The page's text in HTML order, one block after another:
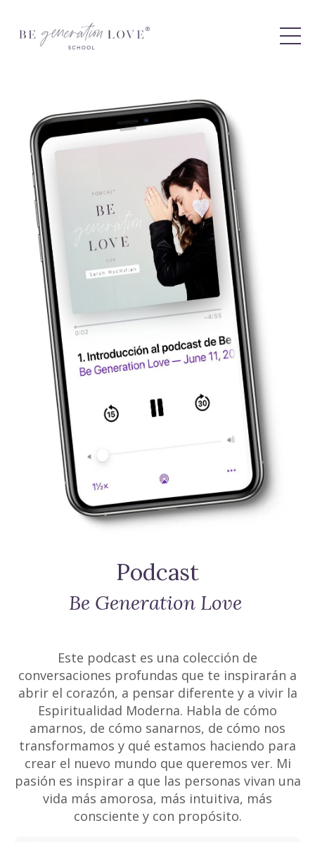
Podcast
Be Generation Love
Este podcast es una colección de
conversaciones profundas que te inspirarán a
abrir el corazón, a pensar diferente y a vivir la
Espiritualidad Moderna. Habla de cómo
amarnos, de cómo sanarnos, de cómo nos
transformamos y qué estamos haciendo para
crear el nuevo mundo que queremos ver. Mi
pasión es inspirar a que las personas vivan una
vida más amorosa, más intuitiva, más
consciente y con propósito.